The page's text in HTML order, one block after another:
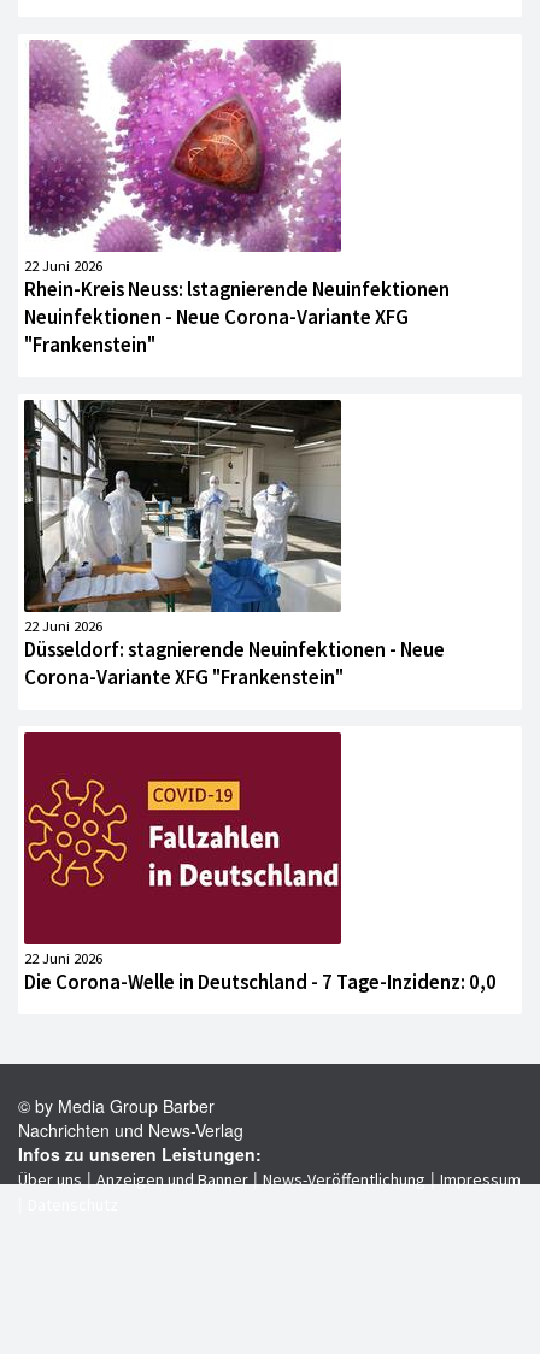
22 Juni 2026
Rhein-Kreis Neuss: lstagnierende Neuinfektionen
Neuinfektionen - Neue Corona-Variante XFG
"Frankenstein"
22 Juni 2026
Düsseldorf: stagnierende Neuinfektionen - Neue
Corona-Variante XFG "Frankenstein"
22 Juni 2026
Die Corona-Welle in Deutschland - 7 Tage-Inzidenz: 0,0
© by Media Group Barber
Nachrichten und News-Verlag
Infos zu unseren Leistungen:
Über uns|Anzeigen und Banner|News-Veröffentlichung|Impressum